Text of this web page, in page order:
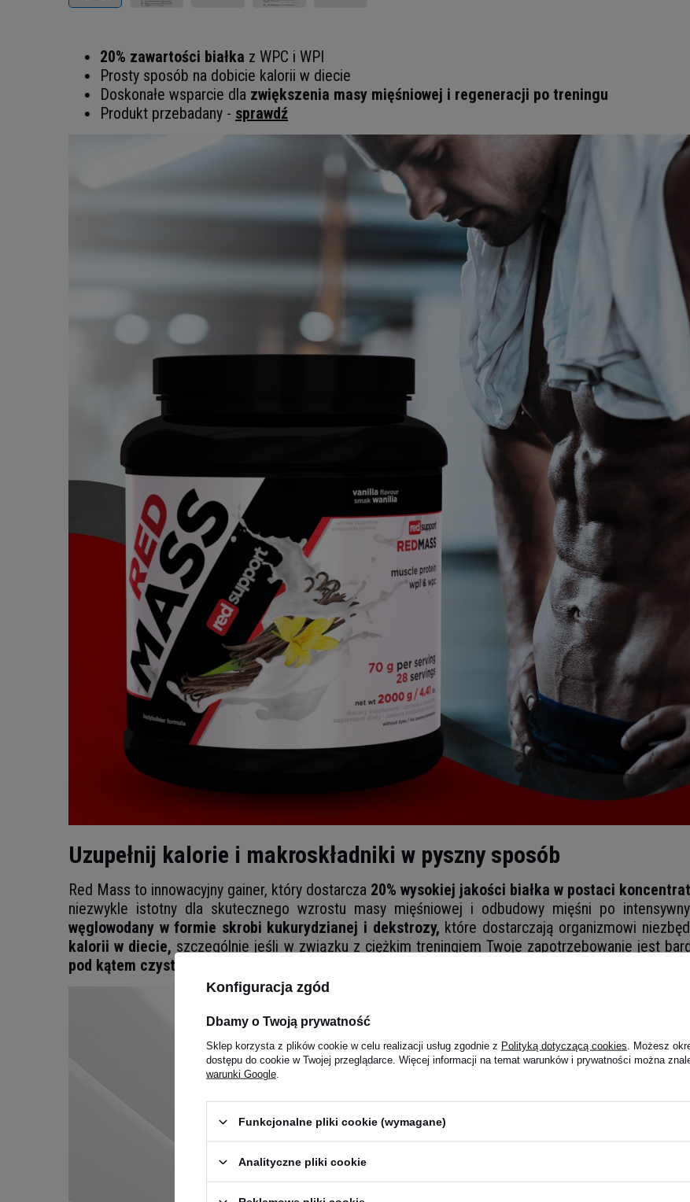
20% zawartości białka z WPC i WPI
Prosty sposób na dobicie kalorii w diecie
Doskonałe wsparcie dla zwiększenia masy mięśniowej i regeneracji po treningu
Produkt przebadany - sprawdź
Uzupełnij kalorie i makroskładniki w pyszny sposób
Red Mass to innowacyjny gainer, który dostarcza 20% wysokiej jakości białka w postaci
niezwykle istotny dla skutecznego wzrostu masy mięśniowej i odbudowy mięśni po
węglowodany w formie skrobi kukurydzianej i dekstrozy, które dostarczają organizmowi
kalorii w diecie, szczególnie jeśli w związku z ciężkim treningiem Twoje zapotrzebowanie jest
pod kątem czystości,
Konfiguracja zgód
Dbamy o Twoją prywatność
Sklep korzysta z plików cookie w celu realizacji usług zgodnie z Polityką dotyczącą cookies . Możesz
dostępu do cookie w Twojej przeglądarce. Więcej informacji na temat warunków i prywatności można
warunki Google
Funkcjonalne pliki cookie (wymagane)
Analityczne pliki cookie